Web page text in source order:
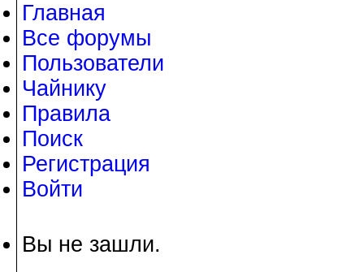
Главная
Все форумы
Пользователи
Чайнику
Правила
Поиск
Регистрация
Войти
Вы не зашли.